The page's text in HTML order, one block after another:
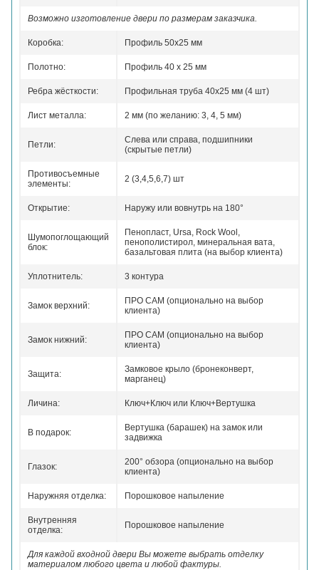
Возможно изготовление двери по размерам заказчика.
Коробка: Профиль 50x25 мм
Полотно: Профиль 40 x 25 мм
Ребра жёсткости: Профильная труба 40х25 мм (4 шт)
Лист металла: 2 мм (по желанию: 3, 4, 5 мм)
Петли:
Слева или справа, подшипники
(скрытые петли)
Противосъемные
элементы:
2 (3,4,5,6,7) шт
Открытие: Наружу или вовнутрь на 180°
Шумопоглощающий
блок:
Пенопласт, Ursa, Rock Wool,
пенополистирол, минеральная вата,
базальтовая плита (на выбор клиента)
Уплотнитель: 3 контура
Замок верхний:
ПРО САМ (опционально на выбор
клиента)
Замок нижний:
ПРО САМ (опционально на выбор
клиента)
Защита:
Замковое крыло (бронеконверт,
марганец)
Личина: Ключ+Ключ или Ключ+Вертушка
В подарок:
Вертушка (барашек) на замок или
задвижка
Глазок:
200° обзора (опционально на выбор
клиента)
Наружняя отделка: Порошковое напыление
Внутренняя
отделка:
Порошковое напыление
Для каждой входной двери Вы можете выбрать отделку
материалом любого цвета и любой фактуры.